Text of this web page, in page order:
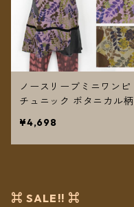
ノースリーブミニワンピ
チュニック ボタニカル柄
料無料】
¥4,698
⌘ SALE!! ⌘